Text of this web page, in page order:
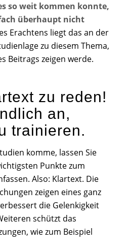
so weit kommen konnte,
überhaupt nicht
Erachtens liegt das an der
zu diesem Thema,
Beitrags zeigen werde.
zu reden!
an,
trainieren.
komme, lassen Sie
Punkte zum
Also: Klartext. Die
zeigen eines ganz
die Gelenkigkeit
schützt das
wie zum Beispiel